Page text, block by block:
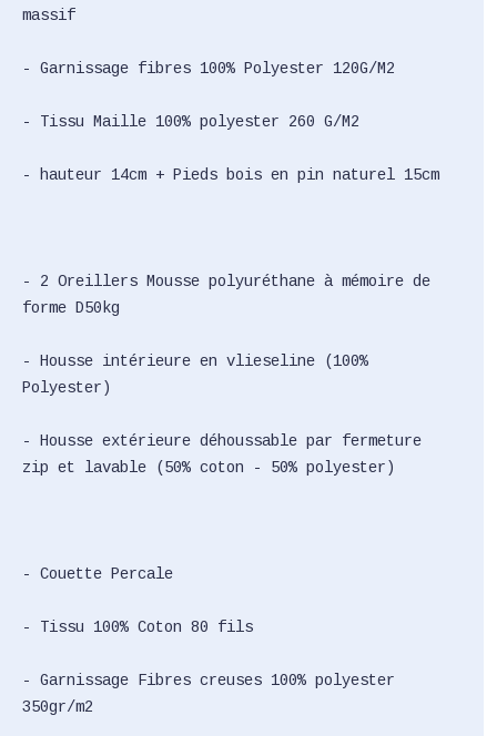
massif
- Garnissage fibres 100% Polyester 120G/M2
- Tissu Maille 100% polyester 260 G/M2
- hauteur 14cm + Pieds bois en pin naturel 15cm
- 2 Oreillers Mousse polyuréthane à mémoire de
forme D50kg
- Housse intérieure en vlieseline (100%
Polyester)
- Housse extérieure déhoussable par fermeture
zip et lavable (50% coton - 50% polyester)
- Couette Percale
- Tissu 100% Coton 80 fils
- Garnissage Fibres creuses 100% polyester
350gr/m2